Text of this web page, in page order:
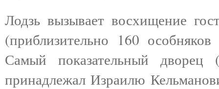
Лодзь вызывает восхищение
(приблизительно 160
Самый показательный
принадлежал Израилю